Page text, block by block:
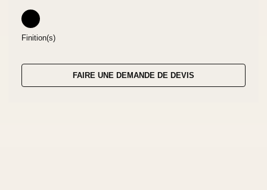
Finition(s)
FAIRE UNE DEMANDE DE DEVIS